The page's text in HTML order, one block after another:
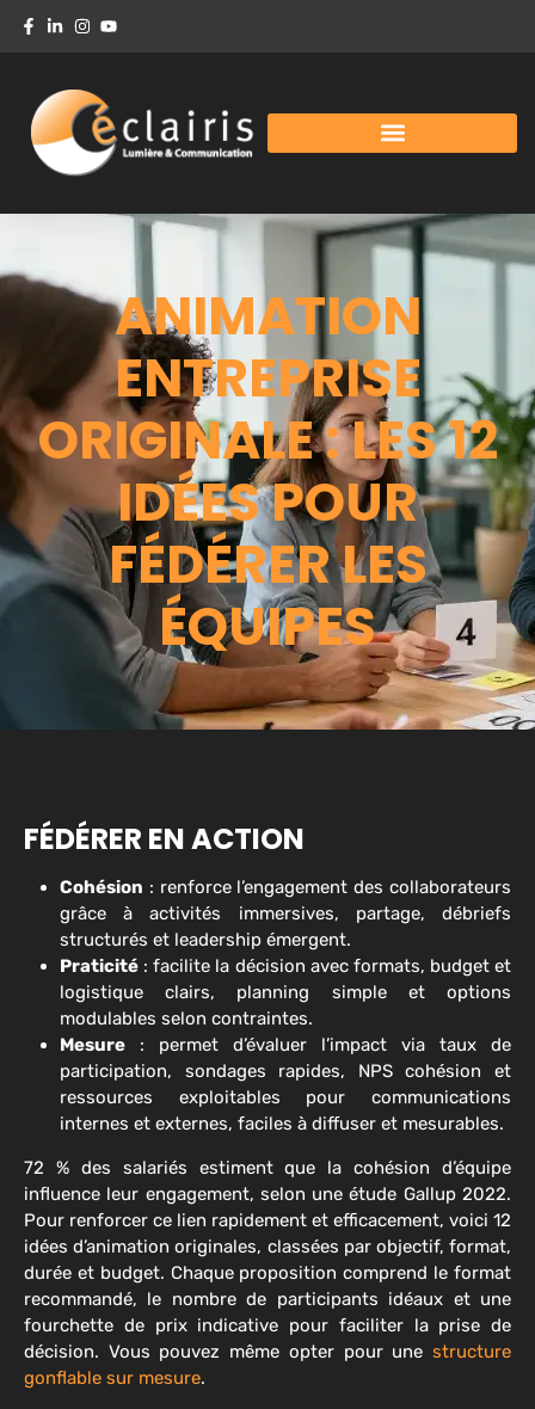
ANIMATION
ENTREPRISE
ORIGINALE : LES 12
IDÉES POUR
FÉDÉRER LES
ÉQUIPES
FÉDÉRER EN ACTION
Cohésion : renforce l’engagement des collaborateurs
grâce à activités immersives, partage, débriefs
structurés et leadership émergent.
Praticité : facilite la décision avec formats, budget et
logistique clairs, planning simple et options
modulables selon contraintes.
Mesure : permet d’évaluer l’impact via taux de
participation, sondages rapides, NPS cohésion et
ressources exploitables pour communications
internes et externes, faciles à diffuser et mesurables.
72 % des salariés estiment que la cohésion d’équipe
influence leur engagement, selon une étude Gallup 2022.
Pour renforcer ce lien rapidement et efficacement, voici 12
idées d’animation originales, classées par objectif, format,
durée et budget. Chaque proposition comprend le format
recommandé, le nombre de participants idéaux et une
fourchette de prix indicative pour faciliter la prise de
décision. Vous pouvez même opter pour une structure
gonflable sur mesure.